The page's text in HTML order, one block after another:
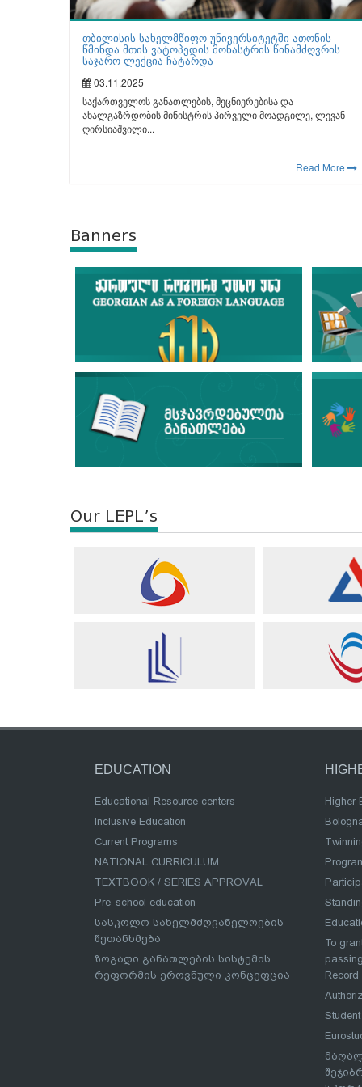
თბილისის სახელმწიფო უნივერსიტეტში ათონის
წმინდა მთის ვატოპედის მონასტრის წინამძღვრის
საჯარო ლექცია ჩატარდა
03.11.2025
საქართველოს განათლების, მეცნიერებისა და
ახალგაზრდობის მინისტრის პირველი მოადგილე, ლევან
ღირსიაშვილი...
Read More
Banners
Our LEPL’s
EDUCATION
Educational Resource centers
Inclusive Education
Current Programs
NATIONAL CURRICULUM
TEXTBOOK / SERIES APPROVAL
Pre-school education
სასკოლო სახელმძღვანელოების
შეთანხმება
ზოგადი განათლების სისტემის
რეფორმის ეროვნული კონცეფცია
Higher
To